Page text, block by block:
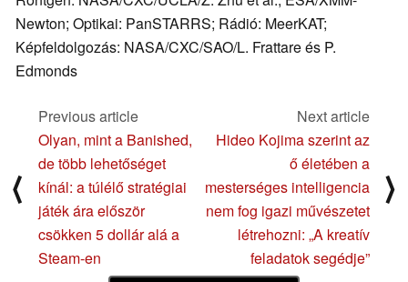
Newton; Optikai: PanSTARRS; Rádió: MeerKAT;
Képfeldolgozás: NASA/CXC/SAO/L. Frattare és P.
Edmonds
⟨
Previous article
Olyan, mint a Banished,
de több lehetőséget
kínál: a túlélő stratégiai
játék ára először
csökken 5 dollár alá a
Steam-en
Next article
Hideo Kojima szerint az
ő életében a
mesterséges intelligencia
nem fog igazi művészetet
létrehozni: „A kreatív
feladatok segédje”
⟩